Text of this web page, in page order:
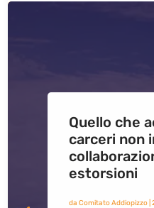
Quello che
carceri non
estorsioni
da Comitato Addiopizzo|